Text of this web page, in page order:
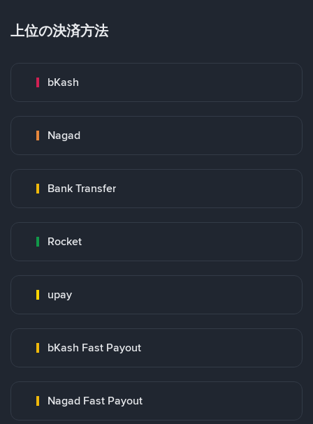
上位の決済方法
bKash
Nagad
Bank Transfer
Rocket
upay
bKash Fast Payout
Nagad Fast Payout